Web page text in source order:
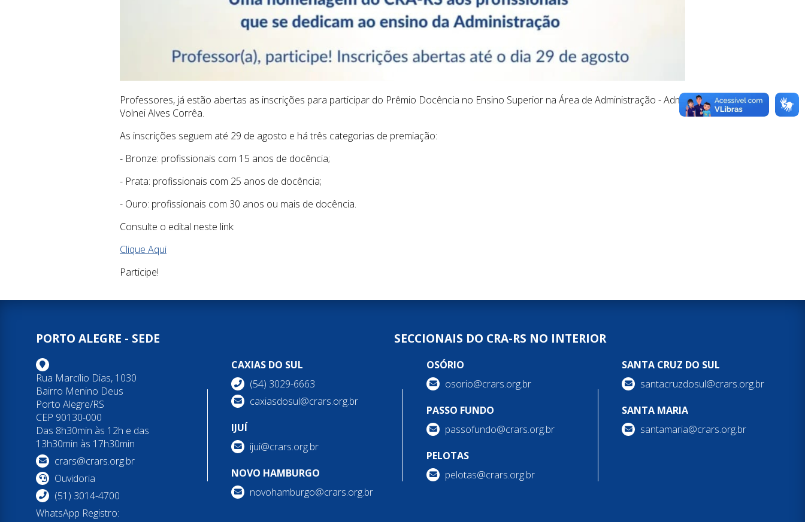
Professores, já estão abertas as inscrições para participar do Prêmio Docência no Ensino Superior na Área de Administração - Adm.
Volnei Alves Corrêa.
As inscrições seguem até 29 de agosto e há três categorias de premiação:
- Bronze: profissionais com 15 anos de docência;
- Prata: profissionais com 25 anos de docência;
- Ouro: profissionais com 30 anos ou mais de docência.
Consulte o edital neste link:
Clique Aqui
Participe!
PORTO ALEGRE - SEDE
Rua Marcílio Dias, 1030
Bairro Menino Deus
Porto Alegre/RS
CEP 90130-000
Das 8h30min às 12h e das
13h30min às 17h30min
crars@crars.org.br
Ouvidoria
(51) 3014-4700
WhatsApp Registro:
SECCIONAIS DO CRA-RS NO INTERIOR
CAXIAS DO SUL
(54) 3029-6663
caxiasdosul@crars.org.br
IJUÍ
ijui@crars.org.br
NOVO HAMBURGO
novohamburgo@crars.org.br
OSÓRIO
osorio@crars.org.br
PASSO FUNDO
passofundo@crars.org.br
PELOTAS
pelotas@crars.org.br
SANTA CRUZ DO SUL
santacruzdosul@crars.org.br
SANTA MARIA
santamaria@crars.org.br